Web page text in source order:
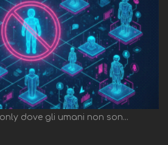
dove gli umani non son...